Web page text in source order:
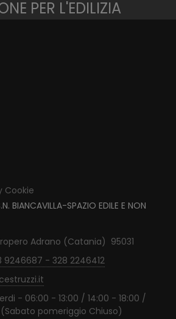
PER L'EDILIZIA
Cookie
BIANCAVILLA-SPAZIO EDILE E NON
Adrano (Catania) 95031
9246687 - 328 2246412
- 06:00 - 13:00 / 14:00 - 18:00 /
pomeriggio Chiuso)